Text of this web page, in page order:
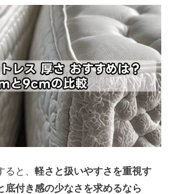
ると、軽さと扱いやすさを重視す
底付き感の少なさを求めるなら